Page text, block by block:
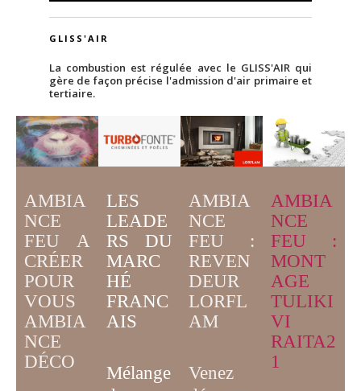
GLISS'AIR
La combustion est régulée avec le GLISS'AIR qui
gère de façon précise l'admission d'air primaire et
tertiaire.
AMBIA
NCE
FEU A
CRÉER
POUR
VOUS
AMBIA
NCE
DÉCO
LES
LEADE
RS DU
MARC
HÉ
FRANC
AIS
Mélange
AMBIA
NCE
FEU :
REVEN
DEUR
LORFL
AM
Venez
AMBIA
NCE
FEU :
MONT
AGE
TULIKI
VI
RAITA2
1